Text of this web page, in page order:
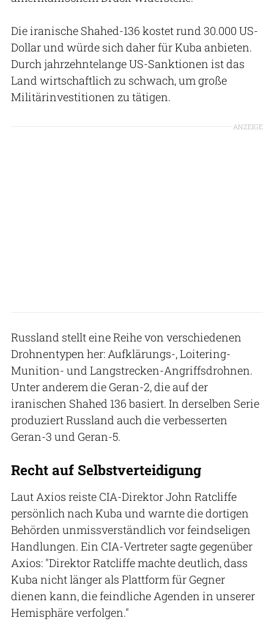
Die iranische Shahed-136 kostet rund 30.000 US-
Dollar und würde sich daher für Kuba anbieten.
Durch jahrzehntelange US-Sanktionen ist das
Land wirtschaftlich zu schwach, um große
Militärinvestitionen zu tätigen.
ANZEIGE
Russland stellt eine Reihe von verschiedenen
Drohnentypen her: Aufklärungs-, Loitering-
Munition- und Langstrecken-Angriffsdrohnen.
Unter anderem die Geran-2, die auf der
iranischen Shahed 136 basiert. In derselben Serie
produziert Russland auch die verbesserten
Geran-3 und Geran-5.
Recht auf Selbstverteidigung
Laut Axios reiste CIA-Direktor John Ratcliffe
persönlich nach Kuba und warnte die dortigen
Behörden unmissverständlich vor feindseligen
Handlungen. Ein CIA-Vertreter sagte gegenüber
Axios: "Direktor Ratcliffe machte deutlich, dass
Kuba nicht länger als Plattform für Gegner
dienen kann, die feindliche Agenden in unserer
Hemisphäre verfolgen."